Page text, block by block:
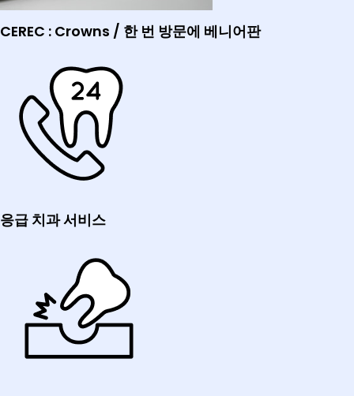
CEREC : Crowns / 한 번 방문에 베니어판
응급 치과 서비스